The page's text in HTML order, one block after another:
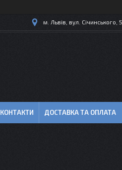
м. Львів, вул. Січинського,
КОНТАКТИ ДОСТАВКА ТА ОПЛАТА